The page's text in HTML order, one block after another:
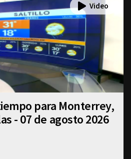
para Monterrey,
- 07 de agosto 2026